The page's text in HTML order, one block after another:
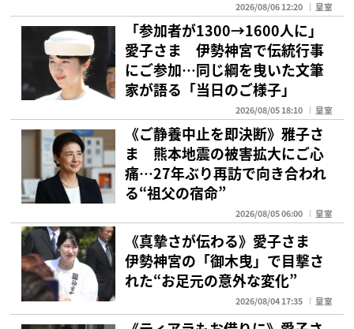
2026/08/06 12:20 皇室
「参加者が1300→1600人に」
愛子さま 伊勢神宮で伝統行事
にご参加…同じ綱を曳いた文筆
家が語る「当日のご様子」
2026/08/05 18:10 皇室
《ご静養中止を即決断》雅子さ
ま 熊本地震の被害拡大にご心
痛…27年ぶり再訪で向き合われ
る“祖父の宿命”
2026/08/05 06:00 皇室
《真摯さが伝わる》愛子さま
伊勢神宮の「御木曳」で目撃さ
れた“お足元の意外な変化”
2026/08/04 17:35 皇室